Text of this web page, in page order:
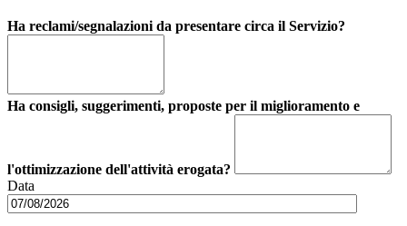
Ha reclami/segnalazioni da presentare circa il Servizio?
Ha consigli, suggerimenti, proposte per il miglioramento e
l'ottimizzazione dell'attività erogata?
Data